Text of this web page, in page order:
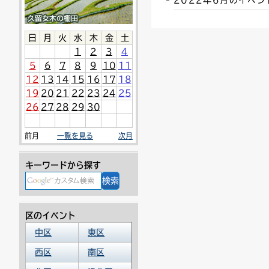
連絡ごみ
ユニバーサルデザイン
日 月 火 水 木 金
土
1
2 3
4
5
6 7 8 9 10 11
12 13 14 15 16 17 18
19 20 21 22 23 24 25
26 27 28 29 30
前月 一覧を見る 次月
キーワードから探す
区のイベント
中区
東区
西区 南区